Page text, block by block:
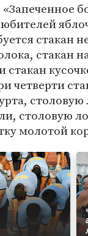
стакан
стакан
стакан
четверти
столовую
молотой